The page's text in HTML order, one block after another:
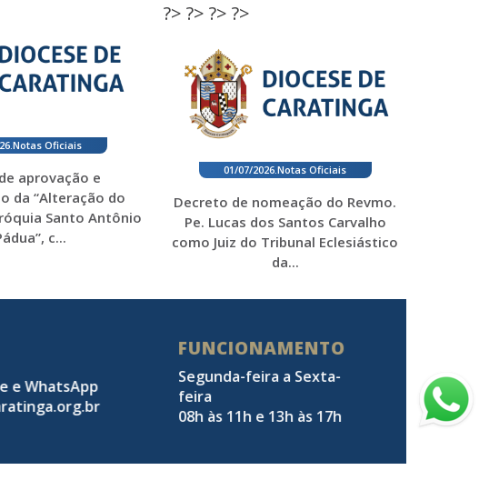
?> ?> ?>
.Notas Oficiais
aprovação e
da “Alteração do
Santo Antônio
c...
?>
01/07/2026.Notas Oficiais
Decreto de nomeação do Revmo.
Pe. Lucas dos Santos Carvalho
como Juiz do Tribunal Eclesiástico
da...
e WhatsApp
FUNCIONAMENTO
Segunda-feira a Sexta-
feira
08h às 11h e 13h às 17h